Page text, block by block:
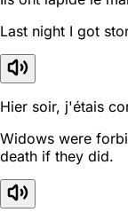
Last night I got
Hier soir, j'étais
Widows were
death if they did.